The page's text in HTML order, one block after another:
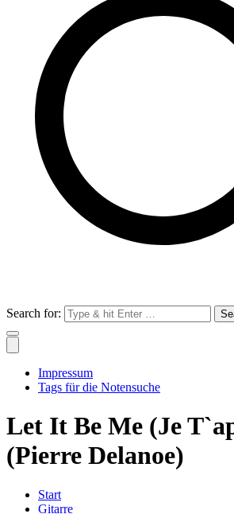
Search for:
Impressum
Tags für die Notensuche
Let It Be Me (Je
(Pierre Delanoe)
Start
Gitarre